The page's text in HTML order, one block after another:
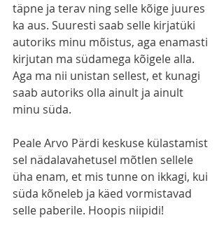
täpne ja terav ning selle kõige juures
ka aus. Suuresti saab selle kirjatüki
autoriks minu mõistus, aga enamasti
kirjutan ma südamega kõigele alla.
Aga ma nii unistan sellest, et kunagi
saab autoriks olla ainult ja ainult
minu süda.
Peale Arvo Pärdi keskuse külastamist
sel nädalavahetusel mõtlen sellele
üha enam, et mis tunne on ikkagi, kui
süda kõneleb ja käed vormistavad
selle paberile. Hoopis niipidi!